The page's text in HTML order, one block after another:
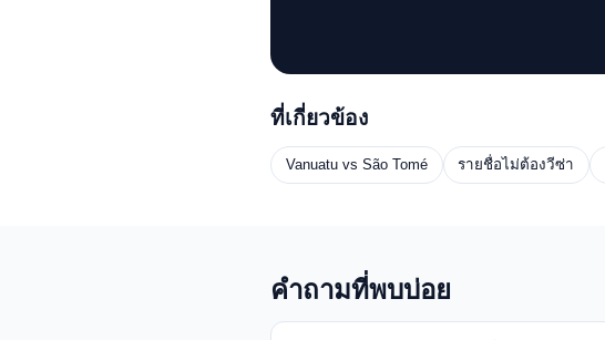
ที่เกี่ยวข้อง
Vanuatu vs São Tomé รายชื่อไม่ต้องวีซ่า
คำถามที่พบบ่อย